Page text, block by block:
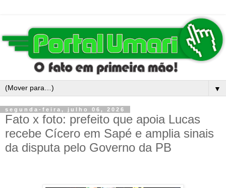
▼
segunda-feira, julho 06, 2026
Fato x foto: prefeito que apoia Lucas
recebe Cícero em Sapé e amplia sinais
da disputa pelo Governo da PB